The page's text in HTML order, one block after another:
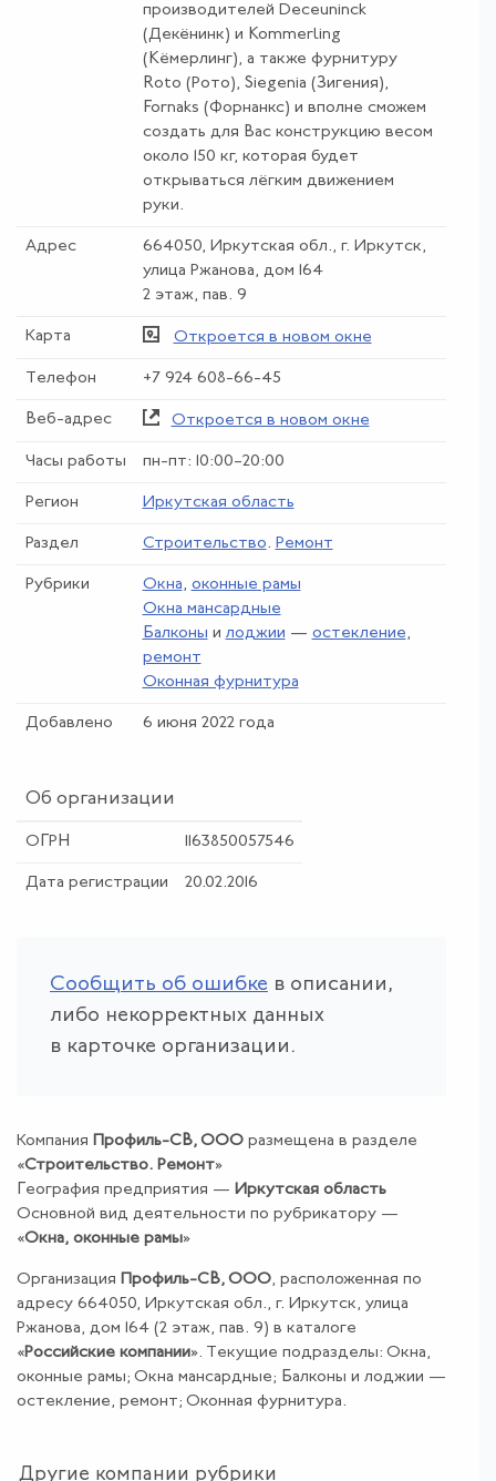
производителей Deceuninck
(Декёнинк) и Kommerling
(Kёмерлинг), а также фурнитуру
Roto (Рото), Siegenia (Зигения),
Fornaks (Форнанкс) и вполне сможем
создать для Вас конструкцию весом
около 150 кг, которая будет
открываться лёгким движением
руки.
Адрес
664050, Иркутская обл., г. Иркутск,
улица Ржанова, дом 164
2 этаж, пав. 9
Карта Откроется в новом окне
Телефон +7 924 608-66-45
Веб-адрес Откроется в новом окне
Часы работы пн-пт: 10:00–20:00
Регион Иркутская область
Раздел Строительство. Ремонт
Рубрики Окна, оконные рамы
Окна мансардные
Балконы и лоджии — остекление,
ремонт
Оконная фурнитура
Добавлено 6 июня 2022 года
Об организации
ОГРН 1163850057546
Дата регистрации 20.02.2016
Сообщить об ошибке в описании,
либо некорректных данных
в карточке организации.
Компания Профиль-СВ, ООО размещена в разделе
«Строительство. Ремонт»
География предприятия — Иркутская область
Основной вид деятельности по рубрикатору —
«Окна, оконные рамы»
Организация Профиль-СВ, ООО, расположенная по
адресу 664050, Иркутская обл., г. Иркутск, улица
Ржанова, дом 164 (2 этаж, пав. 9) в каталоге
«Российские компании». Текущие подразделы: Окна,
оконные рамы; Окна мансардные; Балконы и лоджии —
остекление, ремонт; Оконная фурнитура.
Другие компании рубрики